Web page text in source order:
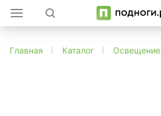
Главная Каталог Освещение